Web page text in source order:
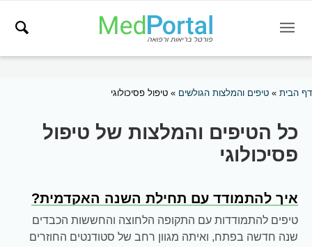
דף הבית » טיפים והמלצות הגולשים » טיפול פסיכולוגי
כל הטיפים והמלצות של טיפול
פסיכולוגי
איך להתמודד עם תחילת השנה האקדמית?
טיפים להתמודדות עם התקופה הלחוצה והחששות הכבדים
שנה חדשה בפתח, ואיתה מגוון רחב של סטודנטים החוזרים